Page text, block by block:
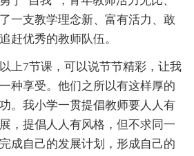
一支教学理念新、富有活力、敢
赶优秀的教师队伍。
上7节课，可以说节节精彩，让我
种享受。他们之所以有这样厚的
。我小学一贯提倡教师要人人有
，提倡人人有风格，但不求同一
成自己的发展计划，形成自己的